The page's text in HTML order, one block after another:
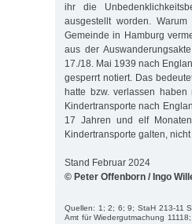
ihr die
ausgestellt worden.
Gemeinde in Hamburg
aus der
17./18. Mai 1939 nach
gesperrt notiert. Das
hatte bzw. verlassen
Kindertransporte nach
17 Jahren und elf
Kindertransporte galten,
Stand Februar 2024
© Peter Offenborn / Ingo
Quellen: 1; 2; 6; 9; StaH 213-11
Amt für Wiedergutmachung